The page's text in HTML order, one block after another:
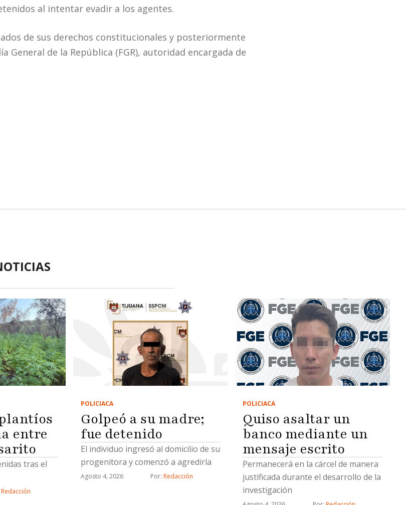
al intentar evadir a los agentes.
de sus derechos constitucionales y posteriormente
General de la República (FGR), autoridad encargada de
entre
tras el
Redacción
POLICIACA
Golpeó a su madre;
fue detenido
El individuo ingresó al domicilio de su
progenitora y comenzó a agredirla
Agosto 4, 2026 Por: Redacción
POLICIACA
Quiso asaltar un
banco mediante un
mensaje escrito
Permanecerá en la cárcel de manera
justificada durante el desarrollo de la
investigación